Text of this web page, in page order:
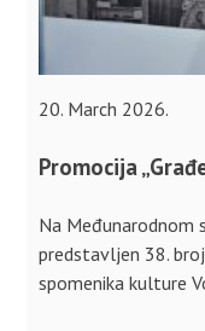
20. March 2026.
Promocija
Na Međunarodnom
predstavljen 38.
spomenika kulture